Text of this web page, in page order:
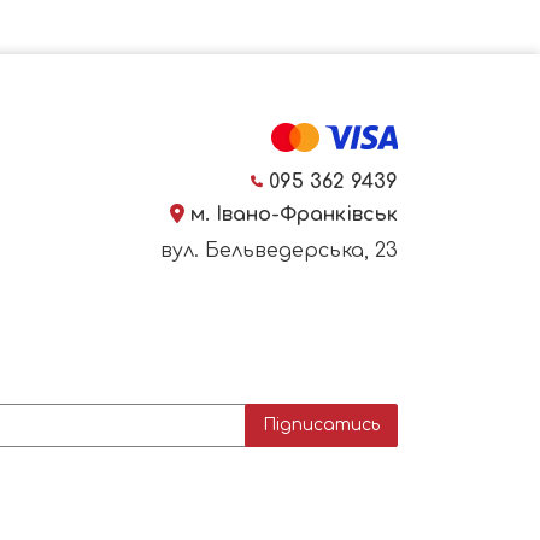
Підписатись
095 362 9439
м. Івано-Франківськ
вул. Бельведерська, 23